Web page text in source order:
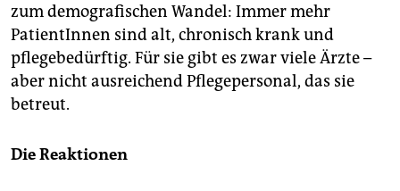
zum demografischen Wandel: Immer mehr
PatientInnen sind alt, chronisch krank und
pflegebedürftig. Für sie gibt es zwar viele Ärzte –
aber nicht ausreichend Pflegepersonal, das sie
betreut.
Die Reaktionen